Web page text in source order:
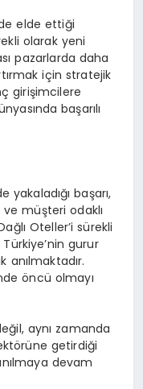
elde ettiği
olarak yeni
pazarlarda daha
için stratejik
girişimcilere
başarılı
yakaladığı başarı,
ve müşteri odaklı
Oteller’i sürekli
gurur
anılmaktadır.
öncü olmayı
aynı zamanda
getirdiği
devam